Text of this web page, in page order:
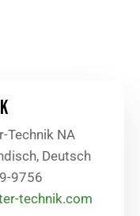
Technik NA
Deutsch
9756
technik.com